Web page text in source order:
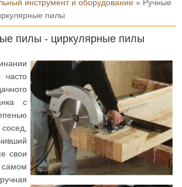
инструмент и оборудование » Ручные
пилы
пилы - циркулярные пилы
часто
с
свои